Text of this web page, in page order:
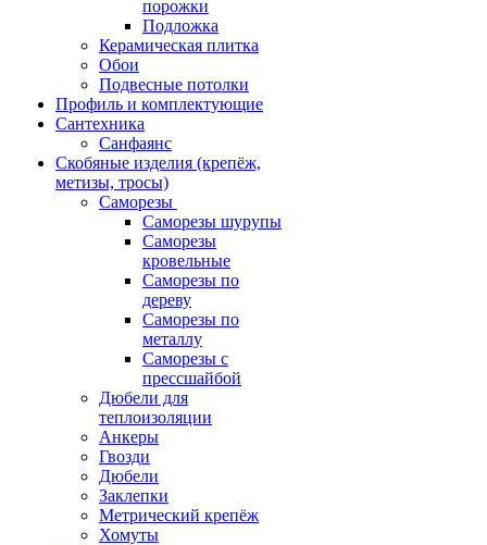
порожки
Подложка
Керамическая плитка
Обои
Подвесные потолки
Профиль и комплектующие
Сантехника
Санфаянс
Скобяные изделия (крепёж,
метизы, тросы)
Саморезы
Саморезы шурупы
Саморезы
кровельные
Саморезы по
дереву
Саморезы по
металлу
Саморезы с
прессшайбой
Дюбели для
теплоизоляции
Анкеры
Гвозди
Дюбели
Заклепки
Метрический крепёж
Хомуты